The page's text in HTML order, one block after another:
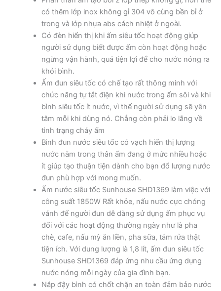
có thêm lớp inox không gỉ 304 vô cùng bền bỉ ở
trong và lớp nhựa abs cách nhiệt ở ngoài.
Có đèn hiển thị khi ấm siêu tốc hoạt động giúp
người sử dụng biết được ấm còn hoạt động hoặc
ngừng vận hành, quá tiện lợi để cho nước nóng ra
khỏi bình.
Ấm đun siêu tốc có chế tạo rất thông minh với
chức năng tự tắt điện khi nước trong ấm sôi và khi
bình siêu tốc ít nước, vì thế người sử dụng sẽ yên
tâm mỗi khi dùng nó. Chẳng còn phải lo lắng về
tình trạng cháy ấm
Bình đun nước siêu tốc có vạch hiển thị lượng
nước nằm trong thân ấm đang ở mức nhiều hoặc
ít giúp tạo thuận tiện dành cho bạn đổ lượng nước
đun phù hợp với mong muốn.
Ấm nước siêu tốc Sunhouse SHD1369 làm việc với
công suất 1850W Rất khỏe, nấu nước cực chóng
vánh để người đun dễ dàng sử dụng ấm phục vụ
đối với các hoạt động thường ngày như là pha
chè, cafe, nấu mỳ ăn liền, pha sữa, tắm rửa thật
tiện ích. Với dung lượng là 1,8 lít, ấm đun siêu tốc
Sunhouse SHD1369 đáp ứng nhu cầu ứng dụng
nước nóng mỗi ngày của gia đình bạn.
Nắp đậy bình có chốt chặn an toàn đảm bảo nước